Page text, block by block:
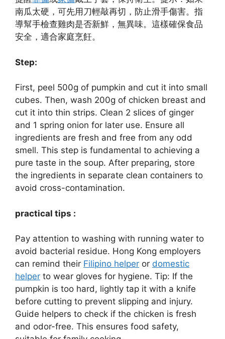
南瓜太硬，可先用刀輕敲再切，防止滑手傷害。指
導幫手檢查雞肉是否新鮮，無異味。這樣確保食品
安全，適合家庭烹飪。
Step:
First, peel 500g of pumpkin and cut it into small
cubes. Then, wash 200g of chicken breast and
cut it into thin strips. Clean 2 slices of ginger
and 1 spring onion for later use. Ensure all
ingredients are fresh and free from any odd
smell. This step is fundamental to achieving a
pure taste in the soup. After preparing, store
the ingredients in separate clean containers to
avoid cross-contamination.
practical tips :
Pay attention to washing with running water to
avoid bacterial residue. Hong Kong employers
can remind their Filipino helper or domestic
helper to wear gloves for hygiene. Tip: If the
pumpkin is too hard, lightly tap it with a knife
before cutting to prevent slipping and injury.
Guide helpers to check if the chicken is fresh
and odor-free. This ensures food safety,